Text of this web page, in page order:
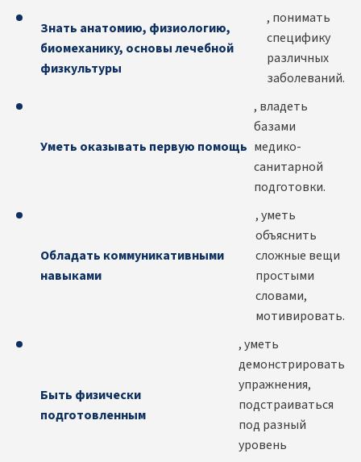
Знать анатомию, физиологию,
биомеханику, основы лечебной
физкультуры
, понимать
специфику
различных
заболеваний.
Уметь оказывать первую помощь
, владеть
базами
медико-
санитарной
подготовки.
Обладать коммуникативными
навыками
, уметь
объяснить
сложные вещи
простыми
словами,
мотивировать.
Быть физически
подготовленным
, уметь
демонстрировать
упражнения,
подстраиваться
под разный
уровень